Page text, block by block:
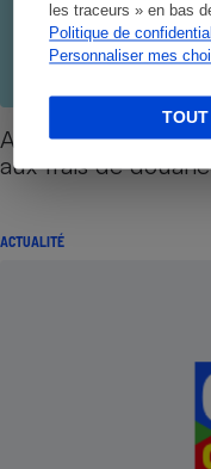
les traceurs » en bas
Politique de
Personnaliser mes
Arnaque au
aux frais de douane
ACTUALITÉ